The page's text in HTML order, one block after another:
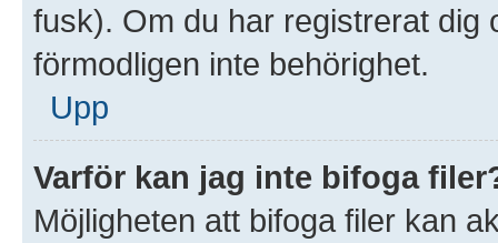
fusk). Om du har registrerat dig
förmodligen inte behörighet.
Upp
Varför kan jag inte bifoga
Möjligheten att bifoga filer kan